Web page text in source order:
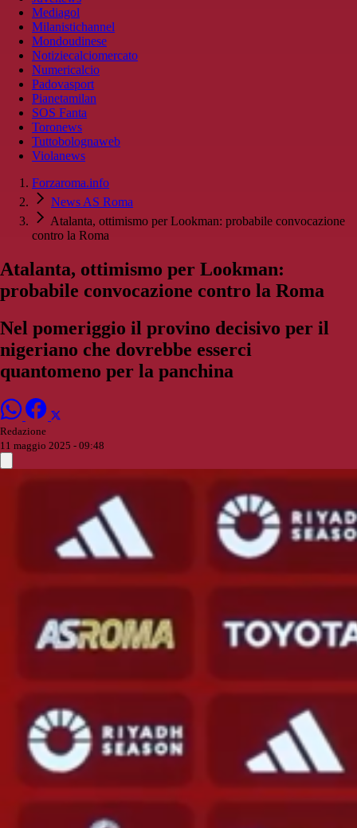
Mediagol
Milanistichannel
Mondoudinese
Notiziecalciomercato
Numericalcio
Padovasport
Pianetamilan
SOS Fanta
Toronews
Tuttobolognaweb
Violanews
Forzaroma.info
News AS Roma
Atalanta, ottimismo per Lookman: probabile convocazione
contro la Roma
Atalanta, ottimismo per Lookman:
probabile convocazione contro la Roma
Nel pomeriggio il provino decisivo per il
nigeriano che dovrebbe esserci
quantomeno per la panchina
Redazione
11 maggio 2025 - 09:48